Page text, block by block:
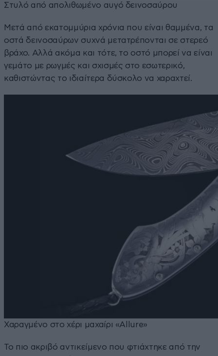
Στυλό από απολιθωμένο αυγό δεινοσαύρου
Μετά από εκατομμύρια χρόνια που είναι θαμμένα, τα
οστά δεινοσαύρων συχνά μετατρέπονται σε στερεό
βράχο. Αλλά ακόμα και τότε, το οστό μπορεί να είναι
γεμάτο με ρωγμές και σχισμές στο εσωτερικό,
καθιστώντας το ιδιαίτερα δύσκολο να χαραχτεί.
Χαραγμένο στο χέρι μαχαίρι «Allure»
Το πιο ακριβό αντικείμενο που φτιάχτηκε από την